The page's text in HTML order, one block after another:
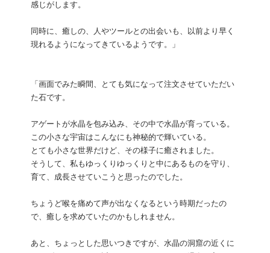
感じがします。
同時に、癒しの、人やツールとの出会いも、以前より早く
現れるようになってきているようです。」
「画面でみた瞬間、とても気になって注文させていただい
た石です。
アゲートが水晶を包み込み、その中で水晶が育っている。
この小さな宇宙はこんなにも神秘的で輝いている。
とても小さな世界だけど、その様子に癒されました。
そうして、私もゆっくりゆっくりと中にあるものを守り、
育て、成長させていこうと思ったのでした。
ちょうど喉を痛めて声が出なくなるという時期だったの
で、癒しを求めていたのかもしれません。
あと、ちょっとした思いつきですが、水晶の洞窟の近くに